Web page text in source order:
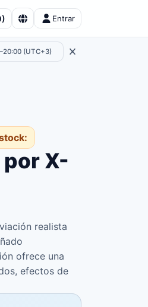
) Entrar
(UTC+3)
X-
realista
ofrece una
efectos de